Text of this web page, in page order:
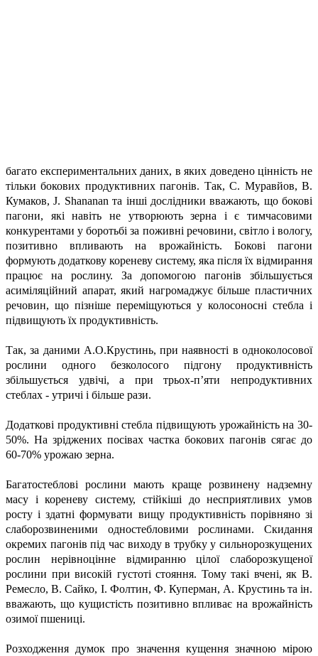
багато експериментальних даних, в яких доведено цінність не
тільки бокових продуктивних пагонів. Так, С. Муравйов, В.
Кумаков, J. Shananan та інші дослідники вважають, що бокові
пагони, які навіть не утворюють зерна і є тимчасовими
конкурентами у боротьбі за поживні речовини, світло і вологу,
позитивно впливають на врожайність. Бокові пагони
формують додаткову кореневу систему, яка після їх відмирання
працює на рослину. За допомогою пагонів збільшується
асиміляційний апарат, який нагромаджує більше пластичних
речовин, що пізніше переміщуються у колосоносні стебла і
підвищують їх продуктивність.
Так, за даними А.О.Крустинь, при наявності в одноколосової
рослини одного безколосого підгону продуктивність
збільшується удвічі, а при трьох-п’яти непродуктивних
стеблах - утричі і більше рази.
Додаткові продуктивні стебла підвищують урожайність на 30-
50%. На зріджених посівах частка бокових пагонів сягає до
60-70% урожаю зерна.
Багатостеблові рослини мають краще розвинену надземну
масу і кореневу систему, стійкіші до несприятливих умов
росту і здатні формувати вищу продуктивність порівняно зі
слаборозвиненими одностебловими рослинами. Скидання
окремих пагонів під час виходу в трубку у сильнорозкущених
рослин нерівноцінне відмиранню цілої слаборозкущеної
рослини при високій густоті стояння. Тому такі вчені, як В.
Ремесло, В. Сайко, І. Фолтин, Ф. Куперман, А. Крустинь та ін.
вважають, що кущистість позитивно впливає на врожайність
озимої пшениці.
Розходження думок про значення кущення значною мірою